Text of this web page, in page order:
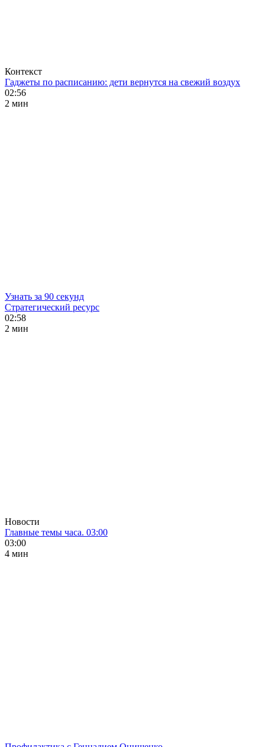
Контекст
Гаджеты по расписанию: дети вернутся на свежий воздух
02:56
2 мин
Узнать за 90 секунд
Стратегический ресурс
02:58
2 мин
Новости
Главные темы часа. 03:00
03:00
4 мин